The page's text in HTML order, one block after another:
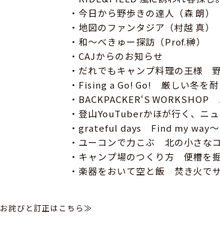
・今日から野歩きの達人（森 朗）
・地図のファンタジア（村越 真）
・和〜べきゅー探訪（Prof.榊）
・CAJからのお知らせ
・だれでもキャンプ料理の王様
・Fising a Go! Go! 厳しい冬を耐
・BACKPACKER‘S
・登山YouTuberかほが行く、ニ
・grateful days Find my way〜
・ユーコンで力こぶ 北の小さな
・キャンプ場のつくり方 便槽を
・楽器をおいて空と飯 焚き火で
お詫びと訂正はこちら≫